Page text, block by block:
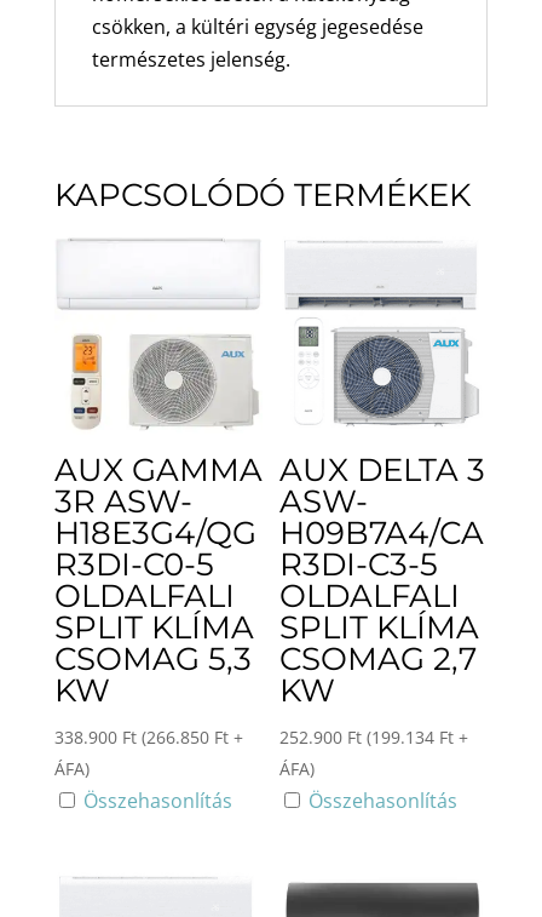
csökken, a kültéri egység jegesedése
természetes jelenség.
KAPCSOLÓDÓ TERMÉKEK
AUX GAMMA
3R ASW-
H18E3G4/QG
R3DI-C0-5
OLDALFALI
SPLIT KLÍMA
CSOMAG 5,3
KW
338.900 Ft (266.850 Ft+
ÁFA)
Összehasonlítás
AUX DELTA 3
ASW-
H09B7A4/CA
R3DI-C3-5
OLDALFALI
SPLIT KLÍMA
CSOMAG 2,7
KW
252.900 Ft (199.134 Ft +
ÁFA)
Összehasonlítás